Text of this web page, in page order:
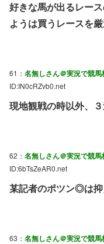
好きな馬が出るレー
ようは買うレースを
61： 名無しさん＠実況で競馬
ID:IN0cRZvb0.net
現地観戦の時以外、
62： 名無しさん＠実況で競馬
ID:6bTsZeAR0.net
某記者のポツン◎は
63： 名無しさん＠実況で競馬